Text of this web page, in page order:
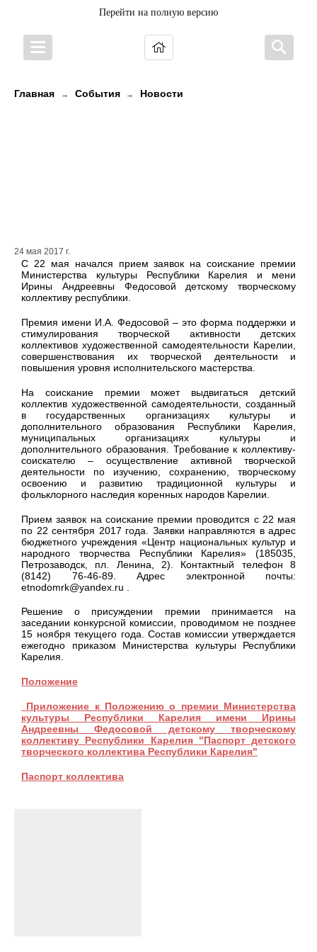
Перейти на полную версию
Главная → События → Новости
24 мая 2017 г.
С 22 мая начался прием заявок на соискание премии
Министерства культуры Республики Карелия и мени
Ирины Андреевны Федосовой детскому творческому
коллективу республики.
Премия имени И.А. Федосовой – это форма поддержки и
стимулирования творческой активности детских
коллективов художественной самодеятельности Карелии,
совершенствования их творческой деятельности и
повышения уровня исполнительского мастерства.
На соискание премии может выдвигаться детский
коллектив художественной самодеятельности, созданный
в государственных организациях культуры и
дополнительного образования Республики Карелия,
муниципальных организациях культуры и
дополнительного образования. Требование к коллективу-
соискателю – осуществление активной творческой
деятельности по изучению, сохранению, творческому
освоению и развитию традиционной культуры и
фольклорного наследия коренных народов Карелии.
Прием заявок на соискание премии проводится с 22 мая
по 22 сентября 2017 года. Заявки направляются в адрес
бюджетного учреждения «Центр национальных культур и
народного творчества Республики Карелия» (185035,
Петрозаводск, пл. Ленина, 2). Контактный телефон 8
(8142) 76-46-89. Адрес электронной почты:
etnodomrk@yandex.ru .
Решение о присуждении премии принимается на
заседании конкурсной комиссии, проводимом не позднее
15 ноября текущего года. Состав комиссии утверждается
ежегодно приказом Министерства культуры Республики
Карелия.
Положение
Приложение к Положению о премии Министерства
культуры Республики Карелия имени Ирины
Андреевны Федосовой детскому творческому
коллективу Республики Карелия "Паспорт детского
творческого коллектива Республики Карелия"
Паспорт коллектива